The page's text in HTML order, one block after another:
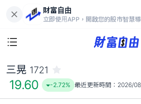
財富自由
立即使用APP，開啟您的股市智慧導
19.60
-2.72%
三晃 1721
19.60 -2.72% 最近更新時間： 2026/